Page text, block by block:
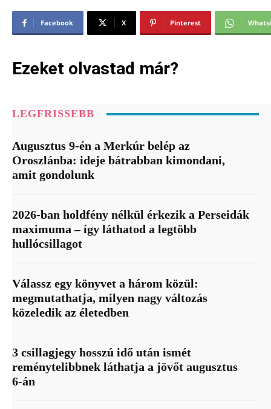
Facebook X Pinterest
Ezeket olvastad már?
LEGFRISSEBB
Augusztus 9-én a Merkúr belép az
Oroszlánba: ideje bátrabban kimondani,
amit gondolunk
2026-ban holdfény nélkül érkezik a Perseidák
maximuma – így láthatod a legtöbb
hullócsillagot
Válassz egy könyvet a három közül:
megmutathatja, milyen nagy változás
közeledik az életedben
3 csillagjegy hosszú idő után ismét
reménytelibbnek láthatja a jövőt augusztus
6-án